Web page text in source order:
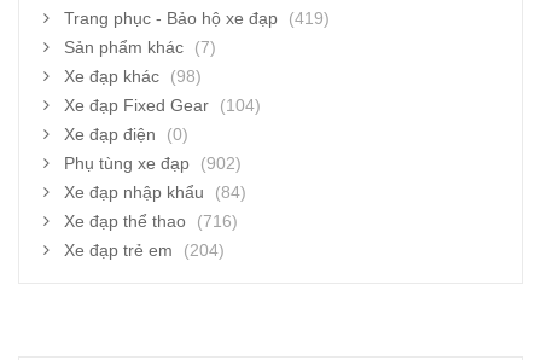
Trang phục - Bảo hộ xe đạp
(419)
Sản phẩm khác
(7)
Xe đạp khác
(98)
Xe đạp Fixed Gear
(104)
Xe đạp điện
(0)
Phụ tùng xe đạp
(902)
Xe đạp nhập khẩu
(84)
Xe đạp thể thao
(716)
Xe đạp trẻ em
(204)